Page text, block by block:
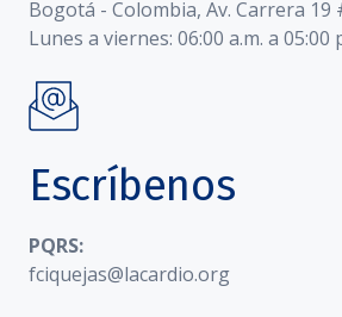
Bogotá - Colombia, Av. Carrera 19
Lunes a viernes: 06:00 a.m. a 05:00
Escríbenos
PQRS:
fciquejas@lacardio.org